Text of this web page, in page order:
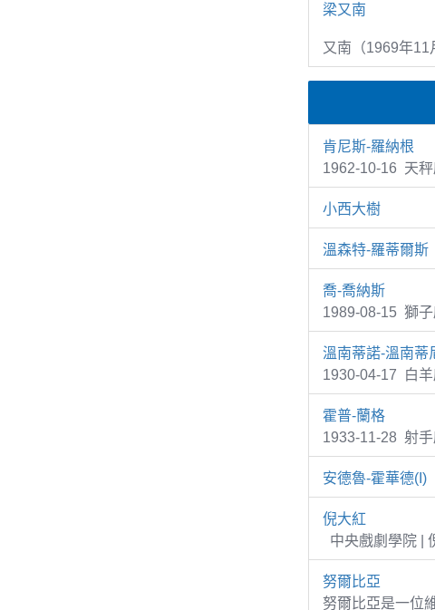
梁又南
又南（1969年11
肯尼斯-羅納根
1962-10-16 天
小西大樹
溫森特-羅蒂爾斯
喬-喬納斯
1989-08-15 獅
溫南蒂諾-溫南蒂
1930-04-17 白
霍普-蘭格
1933-11-28 射
安德魯-霍華德(I)
倪大紅
中央戲劇學院 |
努爾比亞
努爾比亞是一位